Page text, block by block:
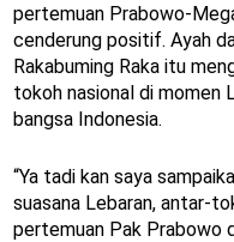
pertemuan Prabowo-
cenderung positif. Ayah
Rakabuming Raka itu
tokoh nasional di momen
bangsa Indonesia.
“Ya tadi kan saya
suasana Lebaran, antar-
pertemuan Pak Prabowo